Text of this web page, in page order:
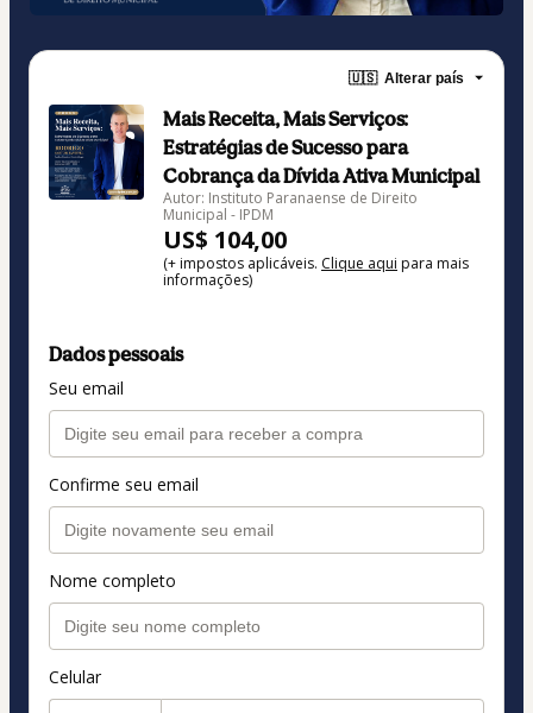
🇺🇸 Alterar país
Mais Receita, Mais Serviços:
Estratégias de Sucesso para
Cobrança da Dívida Ativa Municipal
Autor: Instituto Paranaense de Direito
Municipal - IPDM
US$ 104,00
(+ impostos aplicáveis. Clique aqui para mais
informações)
Dados pessoais
Seu email
Confirme seu email
Nome completo
Celular